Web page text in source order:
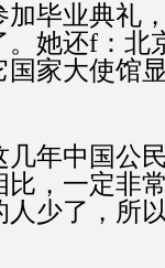
毕业典礼
她还f：北
国家大使馆
年中国公
，一定非
少了，所